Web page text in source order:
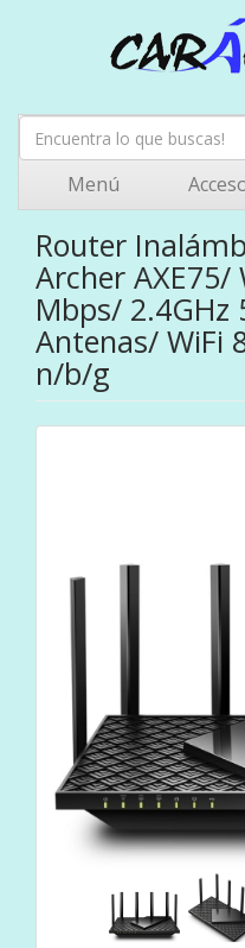
Menú
Router
Archer AXE75/
Mbps/ 2.4GHz
Antenas/ WiFi
n/b/g